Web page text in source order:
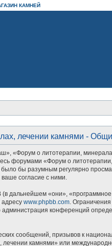
КАМНЕЙ
лечении камнями -
о литотерапии,
форумами «Форум о
бы разумным регулярно
согласие с ними.
«они»,
www.phpbb.com.
конференций
сообщений, призывов к
камнями» или